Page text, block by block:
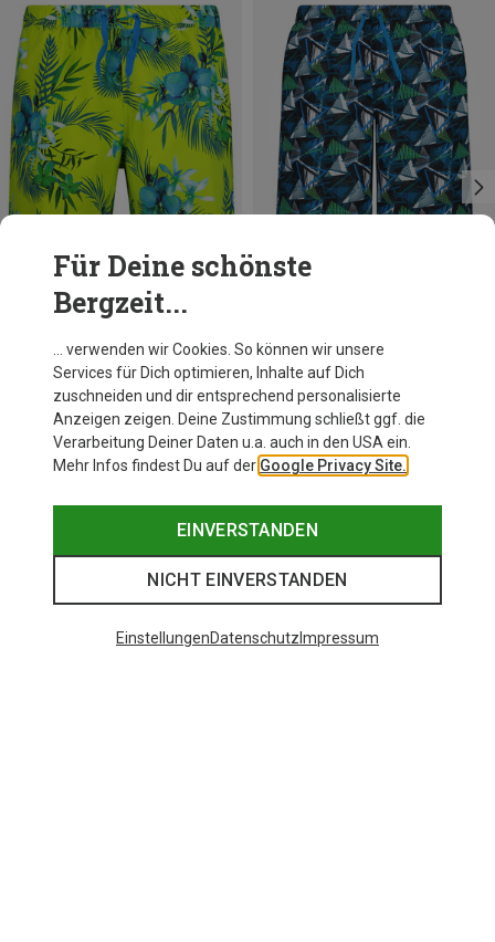
Du sparst 53%
Für Deine schönste
Bergzeit...
… verwenden wir Cookies. So können wir unsere
Services für Dich optimieren, Inhalte auf Dich
zuschneiden und dir entsprechend personalisierte
Anzeigen zeigen. Deine Zustimmung schließt ggf. die
Verarbeitung Deiner Daten u.a. auch in den USA ein.
Mehr Infos findest Du auf der Google Privacy Site.
EINVERSTANDEN
NICHT EINVERSTANDEN
EinstellungenDatenschutz Impressum